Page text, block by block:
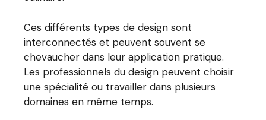
Ces différents types de design sont
interconnectés et peuvent souvent se
chevaucher dans leur application pratique.
Les professionnels du design peuvent choisir
une spécialité ou travailler dans plusieurs
domaines en même temps.